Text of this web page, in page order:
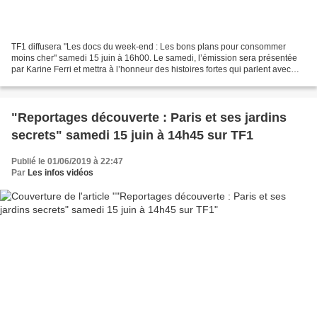
TF1 diffusera "Les docs du week-end : Les bons plans pour consommer
moins cher" samedi 15 juin à 16h00. Le samedi, l’émission sera présentée
par Karine Ferri et mettra à l’honneur des histoires fortes qui parlent avec
"Reportages découverte : Paris et ses jardins
secrets" samedi 15 juin à 14h45 sur TF1
Publié le 01/06/2019 à 22:47
Par Les infos vidéos